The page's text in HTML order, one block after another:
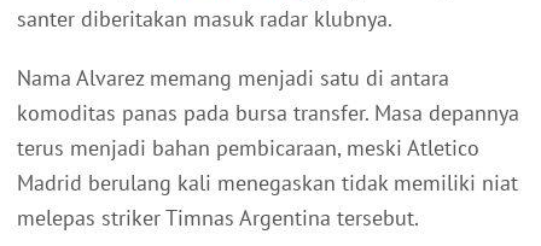
santer diberitakan masuk radar klubnya.
Nama Alvarez memang menjadi satu di antara
komoditas panas pada bursa transfer. Masa depannya
terus menjadi bahan pembicaraan, meski Atletico
Madrid berulang kali menegaskan tidak memiliki niat
melepas striker Timnas Argentina tersebut.